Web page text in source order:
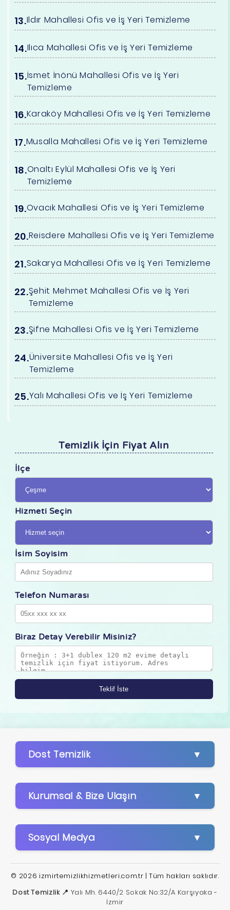
Ildır Mahallesi Ofis ve İş Yeri Temizleme
Ilıca Mahallesi Ofis ve İş Yeri Temizleme
İsmet İnönü Mahallesi Ofis ve İş Yeri
Temizleme
Karaköy Mahallesi Ofis ve İş Yeri Temizleme
Musalla Mahallesi Ofis ve İş Yeri Temizleme
Onaltı Eylül Mahallesi Ofis ve İş Yeri
Temizleme
Ovacık Mahallesi Ofis ve İş Yeri Temizleme
Reisdere Mahallesi Ofis ve İş Yeri Temizleme
Sakarya Mahallesi Ofis ve İş Yeri Temizleme
Şehit Mehmet Mahallesi Ofis ve İş Yeri
Temizleme
Şifne Mahallesi Ofis ve İş Yeri Temizleme
Üniversite Mahallesi Ofis ve İş Yeri
Temizleme
Yalı Mahallesi Ofis ve İş Yeri Temizleme
Temizlik İçin Fiyat Alın
İlçe
Hizmeti Seçin
İsim Soyisim
Telefon Numarası
Biraz Detay Verebilir Misiniz?
Dost Temizlik
Kurumsal & Bize Ulaşın
Sosyal Medya
© 2026 izmirtemizlikhizmetleri.com.tr | Tüm hakları saklıdır.
Dost Temizlik 📍 Yalı Mh. 6440/2 Sokak No:32/A Karşıyaka -
İzmir